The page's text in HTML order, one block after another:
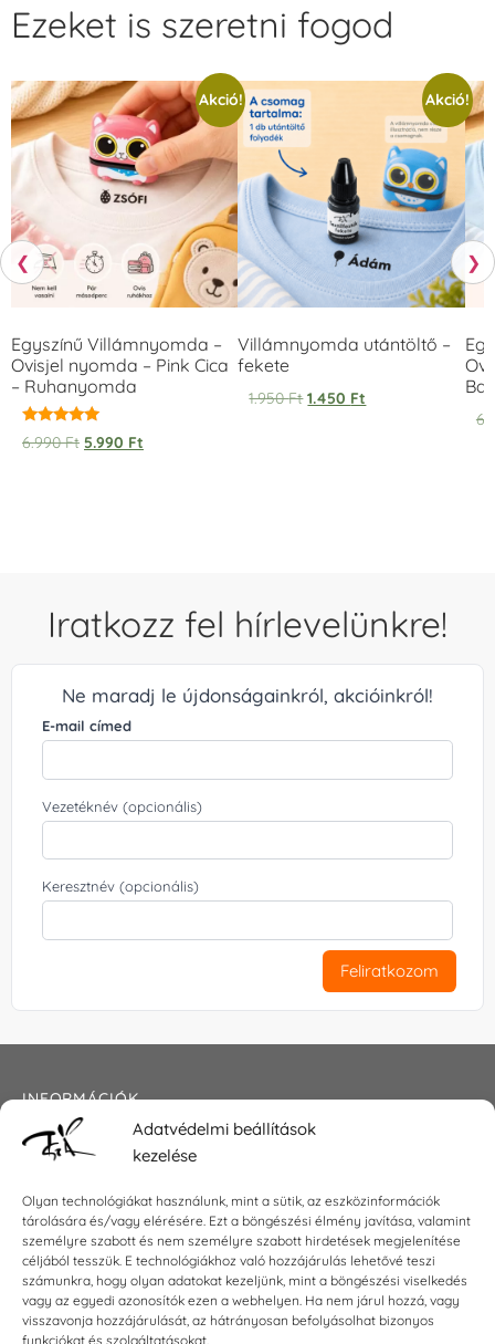
Adatvédelmi beállítások
kezelése
Olyan technológiákat használunk, mint a sütik, az eszközinformációk
tárolására és/vagy elérésére. Ezt a böngészési élmény javítása, valamint
személyre szabott és nem személyre szabott hirdetések megjelenítése
céljából tesszük. E technológiákhoz való hozzájárulás lehetővé teszi
számunkra, hogy olyan adatokat kezeljünk, mint a böngészési viselkedés
vagy az egyedi azonosítók ezen a webhelyen. Ha nem járul hozzá, vagy
visszavonja hozzájárulását, az hátrányosan befolyásolhat bizonyos
funkciókat és szolgáltatásokat.
❮
Ezeket is szeretni fogod
Akció!
Egyszínű Villámnyomda –
Ovisjel nyomda – Pink Cica
– Ruhanyomda
Értékelés:
5.00
6.990Ft 5.990 Ft
Akció!
Villámnyomda utántöltő –
fekete
1.950Ft 1.450 Ft
❯
Iratkozz fel hírlevelünkre!
Ne maradj le újdonságainkról, akcióinkról!
E-mail címed
Vezetéknév (opcionális)
Keresztnév (opcionális)
Feliratkozom
INFORMÁCIÓK
Általános szerződési feltételek
Impresszum
KAPCSOLAT
E-mail:shop@torokszilvi.com